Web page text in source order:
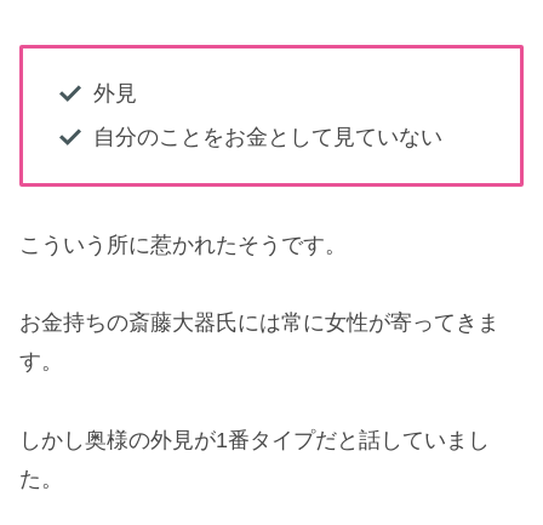
外見
自分のことをお金として見ていない
こういう所に惹かれたそうです。
お金持ちの斎藤大器氏には常に女性が寄ってきま
す。
しかし奥様の外見が1番タイプだと話していまし
た。